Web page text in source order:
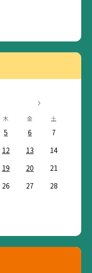
木 金 土
5 6
7
12 13
14
19 20
21
26 27
28